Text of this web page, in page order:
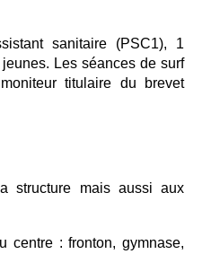
sanitaire (PSC1), 1
Les séances de surf
titulaire du brevet
structure mais aussi aux
centre : fronton, gymnase,